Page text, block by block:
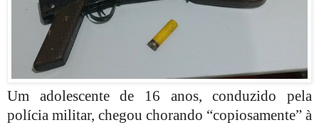
Um adolescente de 16 anos, conduzido pela
polícia militar, chegou chorando “copiosamente” à